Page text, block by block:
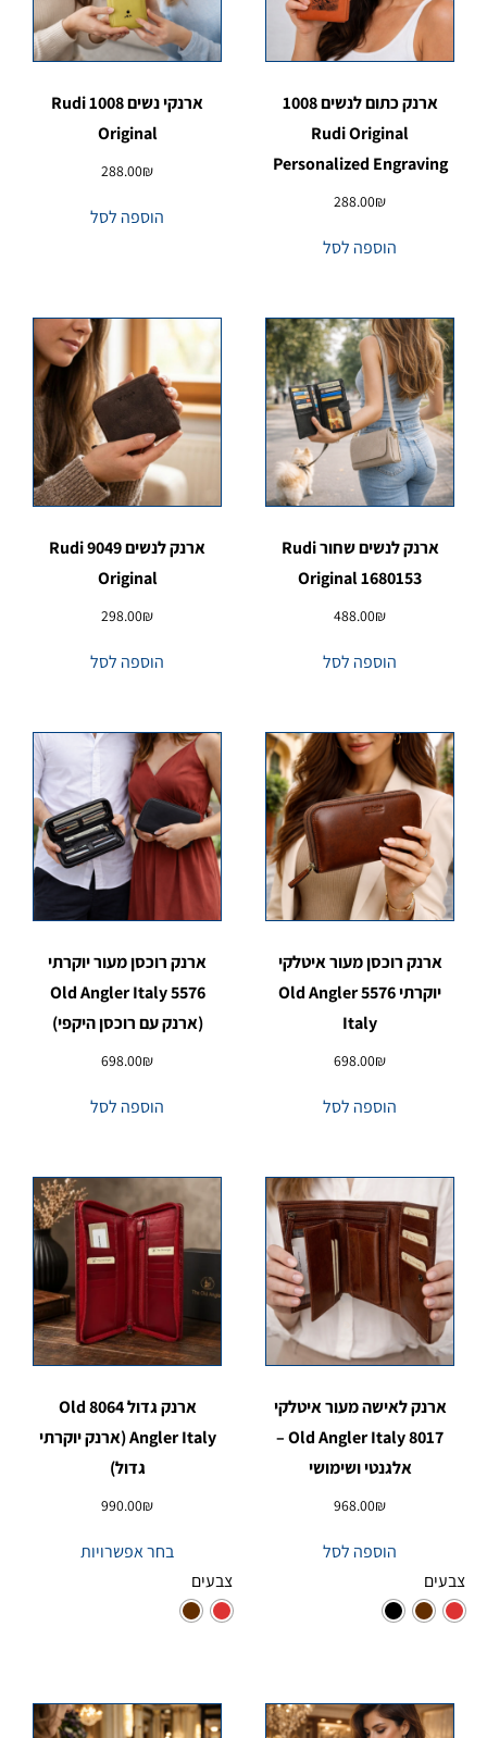
ארנק כתום לנשים 1008
Rudi Original
Personalized Engraving
288.00₪
הוספה לסל
ארנקי נשים 1008 Rudi
Original
288.00₪
הוספה לסל
ארנק לנשים שחור Rudi
Original 1680153
488.00₪
הוספה לסל
ארנק לנשים 9049 Rudi
Original
298.00₪
הוספה לסל
ארנק רוכסן מעור איטלקי
יוקרתי 5576 Old Angler
Italy
698.00₪
הוספה לסל
ארנק רוכסן מעור יוקרתי
5576 Old Angler Italy
(ארנק עם רוכסן היקפי)
698.00₪
הוספה לסל
ארנק לאישה מעור איטלקי
8017 Old Angler Italy –
אלגנטי ושימושי
968.00₪
הוספה לסל
צבעים
ארנק גדול 8064 Old
Angler Italy (ארנק יוקרתי
גדול)
990.00₪
בחר אפשרויות
צבעים